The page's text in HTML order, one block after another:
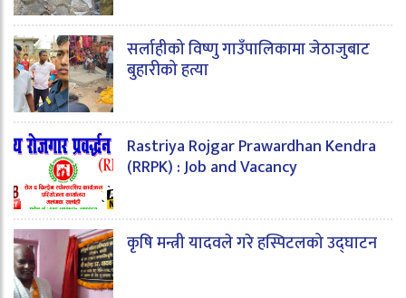
सर्लाहीको विष्णु गाउँपालिकामा जेठाजुबाट
बुहारीको हत्या
Rastriya Rojgar Prawardhan Kendra
(RRPK) : Job and Vacancy
कृषि मन्त्री यादवले गरे हस्पिटलको उद्घाटन